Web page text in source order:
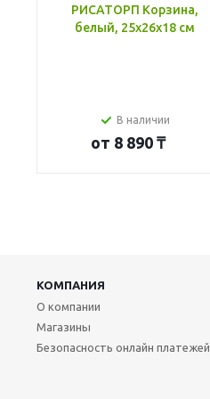
РИСАТОРП Корзина,
белый, 25x26x18 см
В наличии
от 8 890 ₸
КОМПАНИЯ
О компании
Магазины
Безопасность онлайн платежей